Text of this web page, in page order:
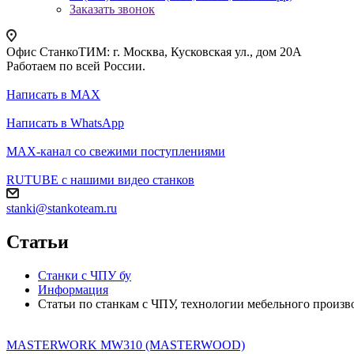
Заказать звонок
Офис СтанкоТИМ: г. Москва, Кусковская ул., дом 20А
Работаем по всей России.
Написать в MAX
Написать в WhatsApp
MAX-канал со свежими поступлениями
RUTUBE с нашими видео станков
stanki@stankoteam.ru
Статьи
Станки с ЧПУ бу
Информация
Статьи по станкам с ЧПУ, технологии мебельного
MASTERWORK MW310 (MASTERWOOD)